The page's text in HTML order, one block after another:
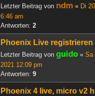
Letzter Beitrag von ndm « Di
6:46 am
Antworten: 2
Phoenix Live registrieren
Letzter Beitrag von guido « Sa
2021 12:09 pm
Antworten: 9
Phoenix 4 live, micro v2